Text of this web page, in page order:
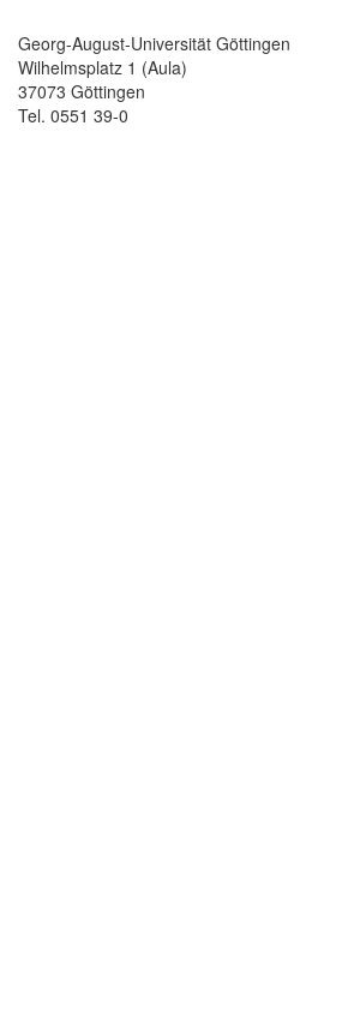
Georg-August-Universität Göttingen
Wilhelmsplatz 1 (Aula)
37073 Göttingen
Tel. 0551 39-0